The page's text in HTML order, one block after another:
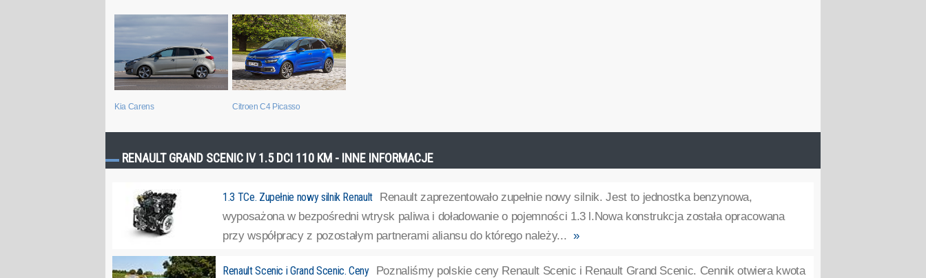
Kia Carens Citroen C4 Picasso
RENAULT GRAND SCENIC IV 1.5 DCI 110 KM - INNE INFORMACJE
1.3 TCe. Zupełnie nowy silnik Renault Renault zaprezentowało zupełnie nowy silnik. Jest to jednostka benzynowa,
wyposażona w bezpośredni wtrysk paliwa i doładowanie o pojemności 1.3 l.Nowa konstrukcja została opracowana
przy współpracy z pozostałym partnerami aliansu do którego należy... »
Renault Scenic i Grand Scenic. Ceny Poznaliśmy polskie ceny Renault Scenic i Renault Grand Scenic. Cennik otwiera kwota